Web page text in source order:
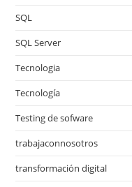
SQL
SQL Server
Tecnologia
Tecnología
Testing de sofware
trabajaconnosotros
transformación digital